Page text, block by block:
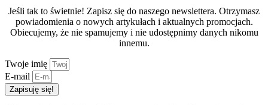
Jeśli tak to świetnie! Zapisz się do naszego newslettera. Otrzymasz
powiadomienia o nowych artykułach i aktualnych promocjach.
Obiecujemy, że nie spamujemy i nie udostępnimy danych nikomu
innemu.
Twoje imię
E-mail
Zapisuję się!